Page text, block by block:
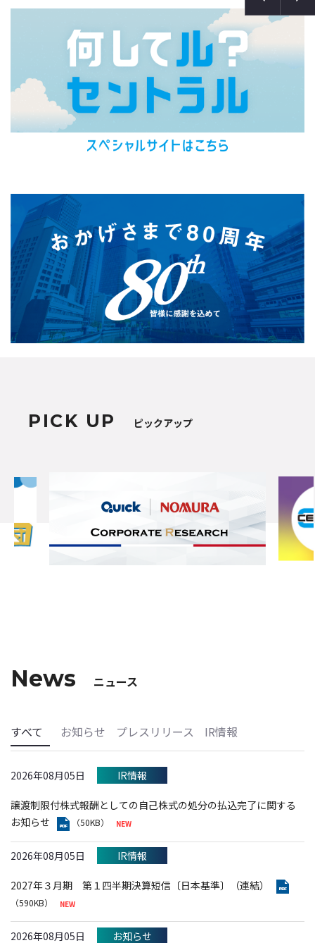
PICK UP ピックアップ
News ニュース
すべて お知らせ プレスリリース IR情報
2026年08月05日 IR情報
譲渡制限付株式報酬としての自己株式の処分の払込完了に関する
お知らせ
（50KB）
2026年08月05日 IR情報
2027年３月期 第１四半期決算短信〔日本基準〕（連結）
（590KB）
2026年08月05日 お知らせ